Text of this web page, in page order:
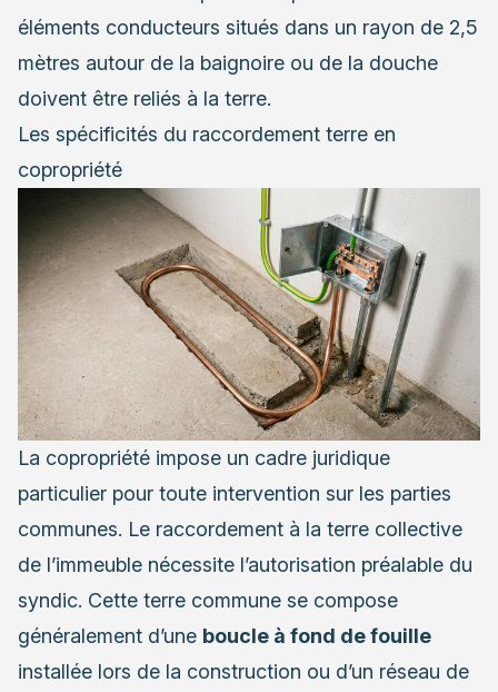
éléments conducteurs situés dans un rayon de 2,5
mètres autour de la baignoire ou de la douche
doivent être reliés à la terre.
Les spécificités du raccordement terre en
copropriété
La copropriété impose un cadre juridique
particulier pour toute intervention sur les parties
communes. Le raccordement à la terre collective
de l’immeuble nécessite l’autorisation préalable du
syndic. Cette terre commune se compose
généralement d’une boucle à fond de fouille
installée lors de la construction ou d’un réseau de